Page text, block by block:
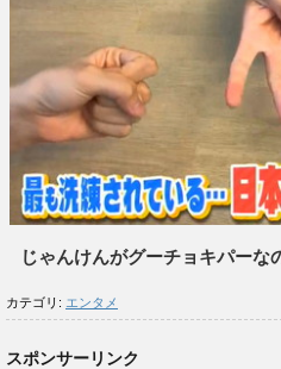
じゃんけんがグーチョキパーな
カテゴリ: エンタメ
スポンサーリンク